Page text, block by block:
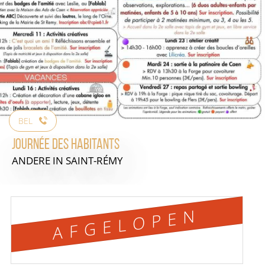
BEL
Journée des habitants
ANDERE IN SAINT-RÉMY
AFGELOPEN